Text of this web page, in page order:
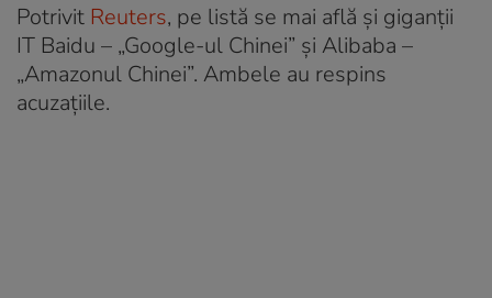
Potrivit Reuters, pe listă se mai află și giganții
IT Baidu – „Google-ul Chinei” și Alibaba –
„Amazonul Chinei”. Ambele au respins
acuzațiile.